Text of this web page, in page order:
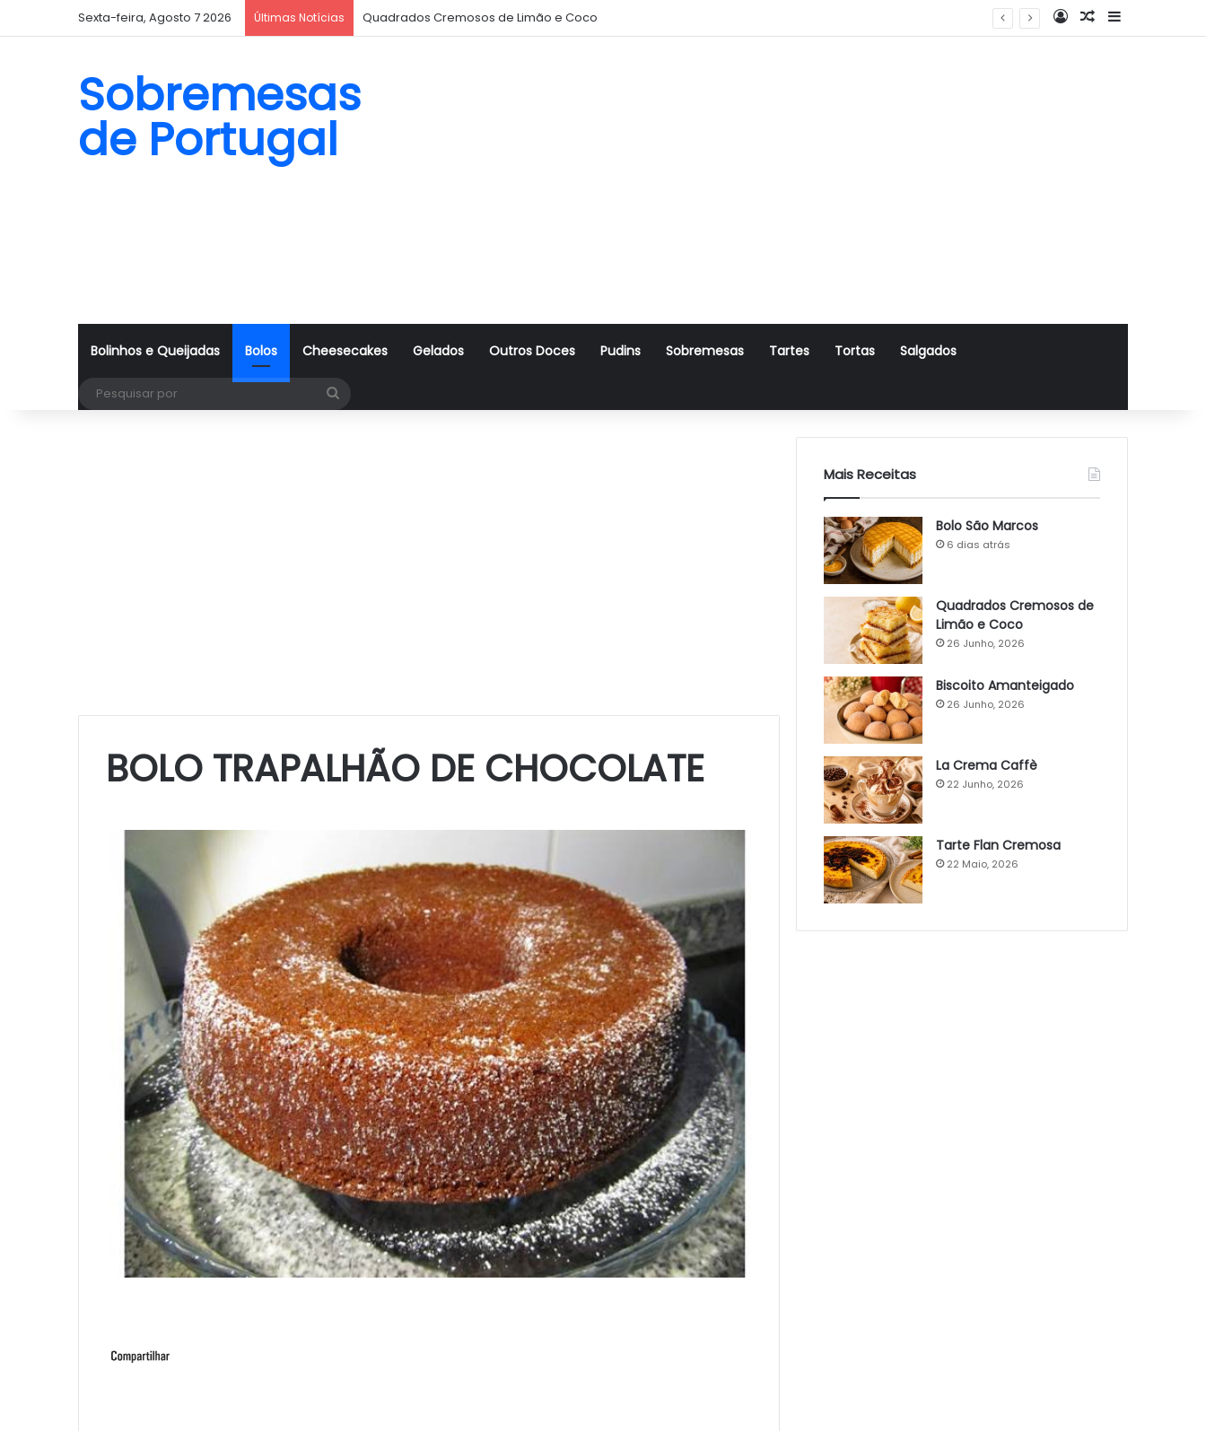
Sexta-feira, Agosto 7 2026 Últimas Notícias Quadrados Cremosos de Limão e Coco Log InArtigo Aleatório
Sidebar
Sobremesas
de Portugal
Bolinhos e Queijadas Bolos Cheesecakes Gelados Outros Doces Pudins Sobremesas Tartes Tortas Salgados
BOLO TRAPALHÃO DE CHOCOLATE
Mais Receitas
Bolo São Marcos
6 dias atrás
Quadrados Cremosos de
Limão e Coco
26 Junho, 2026
Biscoito Amanteigado
26 Junho, 2026
La Crema Caffè
22 Junho, 2026
Tarte Flan Cremosa
22 Maio, 2026